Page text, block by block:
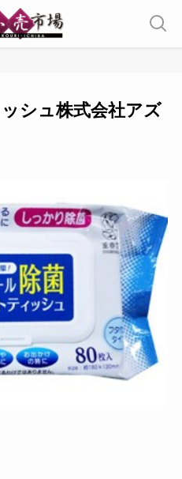
シュ株式会社アズ